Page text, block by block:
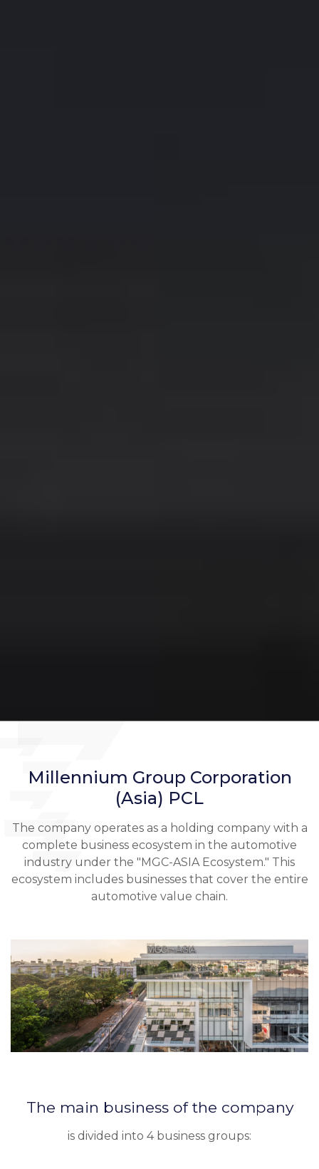
Millennium Group Corporation
(Asia) PCL
The company operates as a holding company with a
complete business ecosystem in the automotive
industry under the "MGC-ASIA Ecosystem." This
ecosystem includes businesses that cover the entire
automotive value chain.
The main business of the company
is divided into 4 business groups: